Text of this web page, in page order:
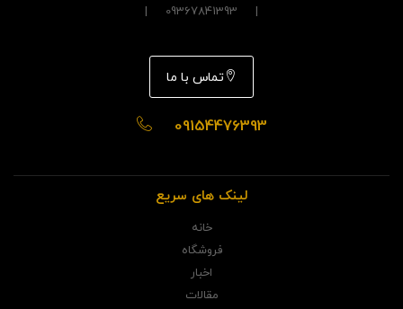
| 09367841393 |
تماس با ما
09154476393
لینک های سریع
خانه
فروشگاه
اخبار
مقالات